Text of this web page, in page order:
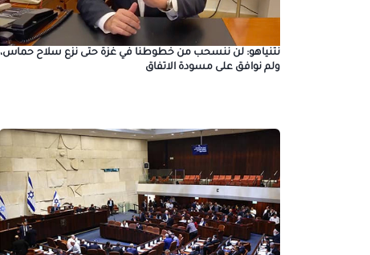
نتنياهو: لن ننسحب من خطوطنا في غزة حتى نزع سلاح حماس،
ولم نوافق على مسودة الاتفاق